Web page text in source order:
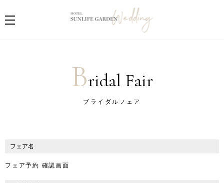
Bridal Fair
ブライダルフェア
フェア名
フェア予約 確認画面